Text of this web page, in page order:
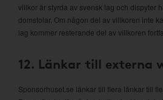
villkor är styrda av svensk lag och dispyter
domstolar. Om någon del av villkoren inte
lag kommer resterande del av villkoren
12. Länkar till externa
Sponsorhuset.se länkar till flera länkar till